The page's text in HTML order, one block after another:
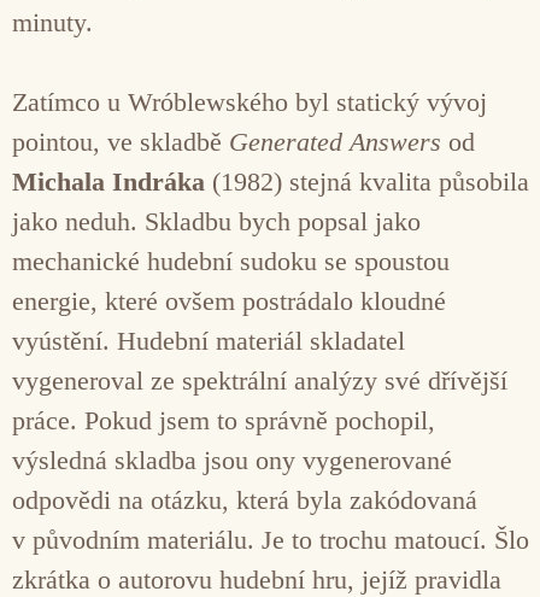
minuty.
Zatímco u Wróblewského byl statický vývoj
pointou, ve skladbě Generated Answers od
Michala Indráka (1982) stejná kvalita působila
jako neduh. Skladbu bych popsal jako
mechanické hudební sudoku se spoustou
energie, které ovšem postrádalo kloudné
vyústění. Hudební materiál skladatel
vygeneroval ze spektrální analýzy své dřívější
práce. Pokud jsem to správně pochopil,
výsledná skladba jsou ony vygenerované
odpovědi na otázku, která byla zakódovaná
v původním materiálu. Je to trochu matoucí. Šlo
zkrátka o autorovu hudební hru, jejíž pravidla